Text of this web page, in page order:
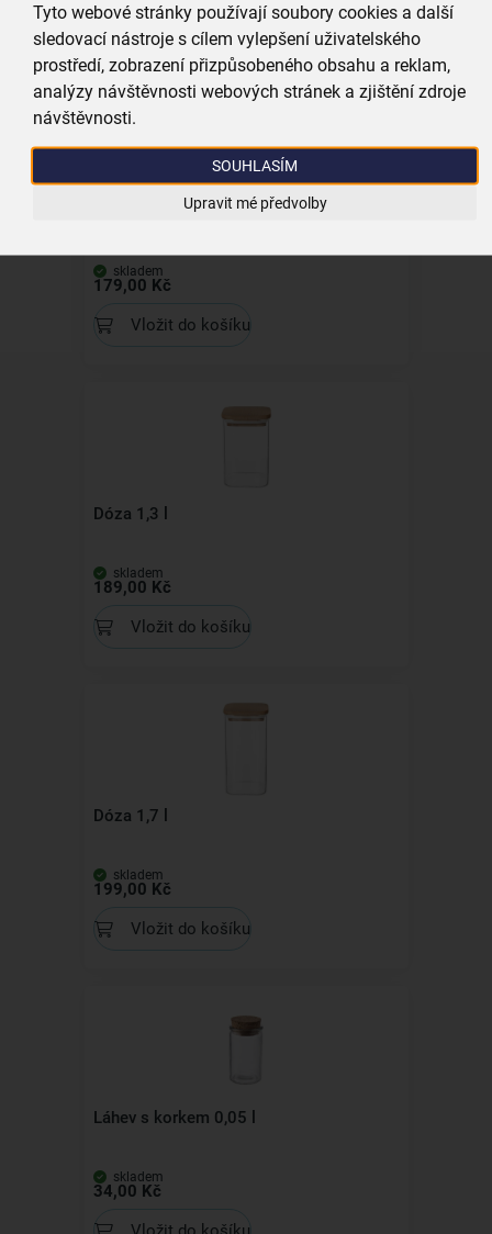
Tyto webové stránky používají soubory cookies a další
sledovací nástroje s cílem vylepšení uživatelského
prostředí, zobrazení přizpůsobeného obsahu a reklam,
analýzy návštěvnosti webových stránek a zjištění zdroje
návštěvnosti.
SOUHLASÍM
Upravit mé předvolby
Vložit do košíku
skladem
179,00 Kč
Vložit do košíku
Dóza 1,3 l
skladem
189,00 Kč
Vložit do košíku
Dóza 1,7 l
skladem
199,00 Kč
Vložit do košíku
Láhev s korkem 0,05 l
skladem
34,00 Kč